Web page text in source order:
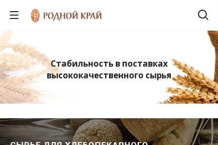
Стабильность в поставках
высококачественного сырья